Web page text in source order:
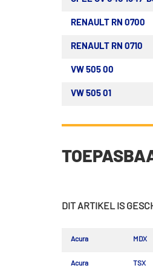
RENAULT RN 0700
RENAULT RN 0710
VW 505 00
VW 505 01
DIT ARTIKEL IS
Acura MDX
Acura TSX